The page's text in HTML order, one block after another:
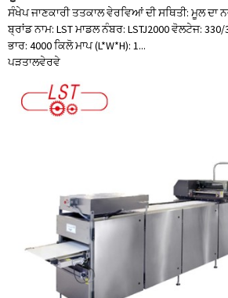
ਸੰਖੇਪ ਜਾਣਕਾਰੀ ਤਤਕਾਲ ਵੇਰਵਿਆਂ ਦੀ ਸਥਿਤੀ: ਮੂਲ ਦਾ
ਬ੍ਰਾਂਡ ਨਾਮ: LST ਮਾਡਲ ਨੰਬਰ: LSTJ2000 ਵੋਲਟੇਜ:
ਭਾਰ: 4000 ਕਿਲੋ ਮਾਪ (L*W*H): 1...
ਪੜਤਾਲਵੇਰਵੇ